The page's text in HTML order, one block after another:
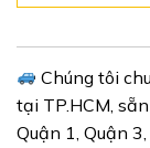
Chúng tôi
tại TP.HCM,
Quận 1, Quận